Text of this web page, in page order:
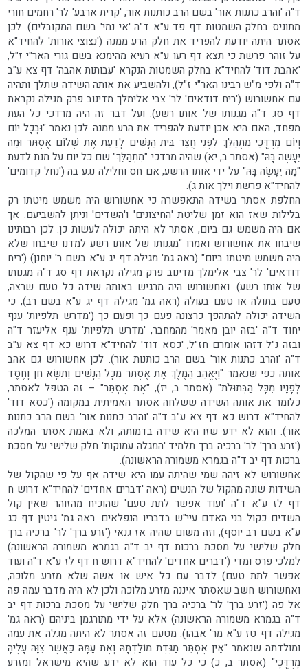
ד"ה 'והרב כתנות אור' בשם הרב כותנות אור, 'קרית ארבע' לר' רחמים חורי
מתוניס בחלק השמטות דף פד ע"א ד"ה 'אי נמי' בשם המקובלים). לכן
אסתר היתה יודעת להפריד את חלק הרע ממנה ('נצוצי אורות' להחיד"א
על זוהר פרשת כי תצא דף רעו ע"א רעיא מהימנא בשם גורי האר"י ז"ל,
'אהבת דוד' להחיד"א בחלק השמטות הנקרא 'עבותות אהבה' דף צא ע"ב
ד"ה ולפי מ"ש רבינו האר"י ז"ל), ולהשביע את אותה השידה שתלך ותהיה
עם אחשורוש ('ריח דודאים' לר' צבי אלימלך מדינוב פרק מגילה נקראת
דף סג ד"ה מגנותו של אותו רשע). ועל דבר זה היה מרדכי כל העת
מפחד, האם היא אכן יודעת להפריד את הרע ממנה. לכן נאמר "וּבְכָל יוֹם
וָיוֹם מָרְדֳּכַי מִתְהַלֵּךְ לִפְנֵי חֲצַר בֵּית הַנָּשִׁים לָדַעַת אֶת שְׁלוֹם אֶסְתֵּר וּמַה
יֵּעָשֶׂה בָּהּ" (אסתר ב, יא) שהיה מרדכי "מִתְהַלֵּךְ" שם כל יום על מנת לדעת
"מַה יֵּעָשֶׂה בָּהּ" על ידי אותו הרשע, אם חס וחלילה נגע בה ('נחל קדומים'
להחיד"א פרשת וילך אות ג).
החלפת אסתר בשידה התאפשרה כי אחשורוש היה משמש מיטתו רק
בלילות שאז הוא זמן שליטת 'החיצונים' ו'השדים' וניתן להשביעם. אך
אם היה משמש גם ביום, אסתר לא היתה יכולה לעשות כן. לכן רבותינו
שיבחו את אחשורוש ואמרו "מגנותו של אותו רשע למדנו שיבחו שלא
היה משמש מיטתו ביום" (ראה גמ' מגילה דף יג ע"א בשם ר' יוחנן) ('ריח
דודאים' לר' צבי אלימלך מדינוב פרק מגילה נקראת דף סג ד"ה מגנותו
של אותו רשע). ואחשורוש היה מרגיש באותה שידה כל טעם שרצה,
טעם בתולה או טעם בעולה (ראה גמ' מגילה דף יג ע"א בשם רב), כי
השידה יכולה להתהפך כרצונה פעם כך ופעם כך ('מדרש תלפיות' ענף
יחוד ד"ה 'בזה יובן מאמר' מהמחבר, 'מדרש תלפיות' ענף אליעזר ד"ה
ובזה נ"ל דזהו אומרם חז"ל, 'כסא דוד' להחיד"א דרוש כא דף צא ע"ב
ד"ה 'והרב כתנות אור' בשם הרב כותנות אור). לכן אחשורוש גם אהב
אותה כפי שנאמר "וַיֶּאֱהַב הַמֶּלֶךְ אֶת אֶסְתֵּר מִכָּל הַנָּשִׁים וַתִּשָּׂא חֵן וָחֶסֶד
לְפָנָיו מִכָּל הַבְּתוּלֹת" (אסתר ב, יז), "אֶת אֶסְתֵּר" – זה הטפל לאסתר,
כלומר את אותה השידה ששלחה אסתר האמיתית במקומה ('כסא דוד'
להחיד"א דרוש כא דף צא ע"ב ד"ה 'והרב כתנות אור' בשם הרב כתנות
אור). והוא לא ידע שזו היא שידה בדמותה, ולא באמת אסתר המלכה
('זרע ברך' לר' ברכיה ברך תלמיד 'המגלה עמוקות' חלק שלישי על מסכת
ברכות דף יב ד"ה בגמרא משמורה הראשונה).
אחשורוש לא זיהה שמי שהיתה עמו היא שידה אף על פי שהקול של
השידות שונה מהקול של הנשים (ראה 'דברים אחדים' להחיד"א דרוש ח
דף לז ע"א ד"ה 'ועוד אפשר לתת טעם' שהוכיח מהזוהר שאין קול
השדים כקול בני האדם עיי"ש בדבריו הנפלאים. ראה גמ' גיטין דף כג
ע"א בשם רב יוסף), וזה משום שהיה אז גנאי ('זרע ברך' לר' ברכיה ברך
חלק שלישי על מסכת ברכות דף יב ד"ה בגמרא משמורה הראשונה)
למלכי פרס ומדי ('דברים אחדים' להחיד"א דרוש ח דף לז ע"א ד"ה ועוד
אפשר לתת טעם) לדבר עם כל איש או אשה שלא מזרע מלוכה,
ואחשורוש חשב שאסתר איננה מזרע מלוכה ולכן לא היה מדבר עמה פה
אל פה ('זרע ברך' לר' ברכיה ברך חלק שלישי על מסכת ברכות דף יב
ד"ה בגמרא משמורה הראשונה) אלא על ידי מתורגמן ביניהם (ראה גמ'
מגילה דף טז ע"א מר' אבהו). מטעם זה אסתר לא היתה מגלה את עמה
ומולדתה שנאמר "אֵין אֶסְתֵּר מַגֶּדֶת מוֹלַדְתָּהּ וְאֶת עַמָּהּ כַּאֲשֶׁר צִוָּה עָלֶיהָ
מָרְדֳּכָי" (אסתר ב, כ) כי כל עוד הוא לא ידע שהיא מישראל ומזרע